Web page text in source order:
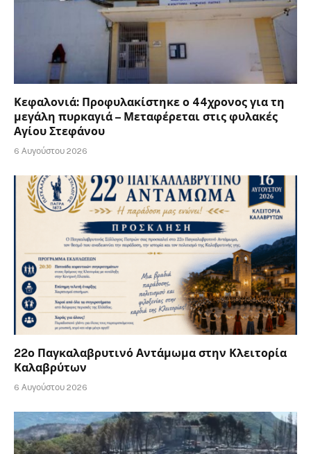
Κεφαλονιά: Προφυλακίστηκε ο 44χρονος για τη
μεγάλη πυρκαγιά – Μεταφέρεται στις φυλακές
Αγίου Στεφάνου
6 Αυγούστου 2026
22ο Παγκαλαβρυτινό Αντάμωμα στην Κλειτορία
Καλαβρύτων
6 Αυγούστου 2026